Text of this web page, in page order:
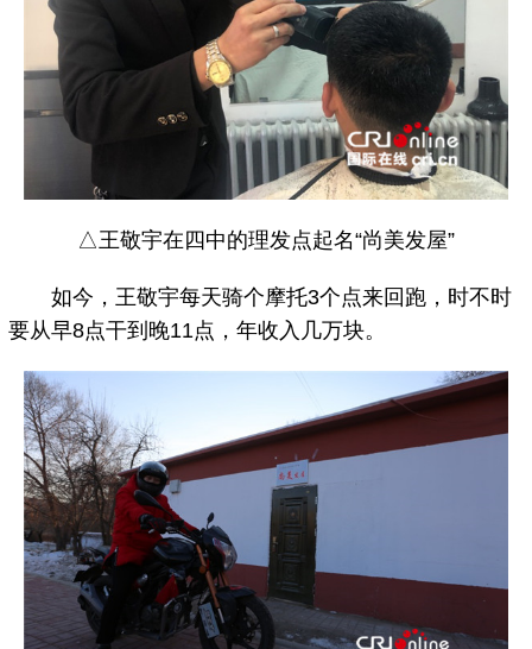
△王敬宇在四中的理发点起名“尚美发屋”
如今，王敬宇每天骑个摩托3个点来回跑，时不时
要从早8点干到晚11点，年收入几万块。